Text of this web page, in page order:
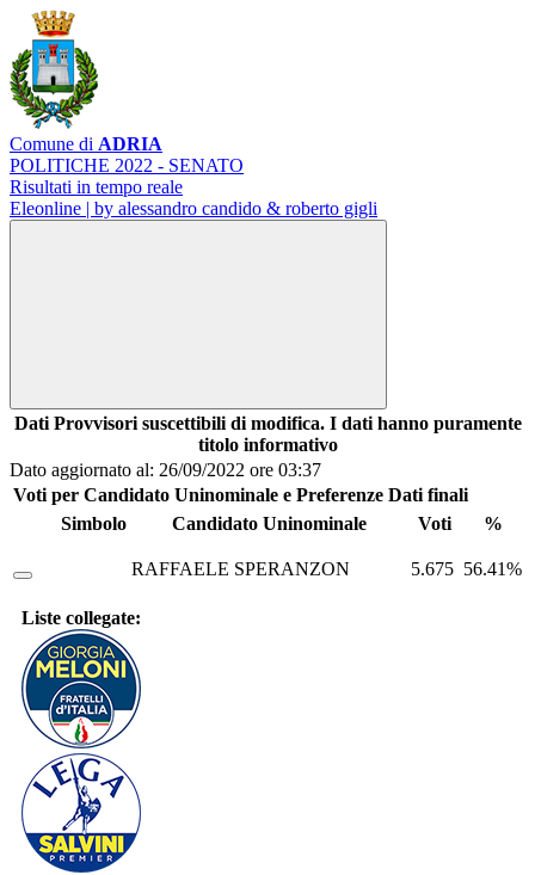
Comune di ADRIA
POLITICHE 2022 - SENATO
Risultati in tempo reale
Eleonline | by alessandro candido & roberto gigli
Dati Provvisori suscettibili di modifica. I dati hanno puramente
titolo informativo
Dato aggiornato al: 26/09/2022 ore 03:37
Voti per Candidato Uninominale e Preferenze Dati finali
Simbolo
Candidato Uninominale Voti %
RAFFAELE SPERANZON 5.675 56.41%
Liste collegate: